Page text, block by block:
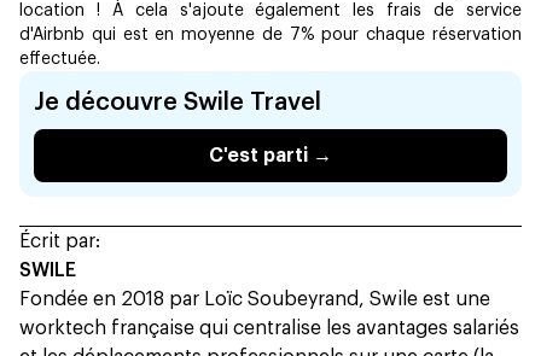
location ! À cela s'ajoute également les frais de service
d'Airbnb qui est en moyenne de 7% pour chaque réservation
effectuée.
Je découvre Swile Travel
C'est parti →
Écrit par:
SWILE
Fondée en 2018 par Loïc Soubeyrand, Swile est une
worktech française qui centralise les avantages salariés